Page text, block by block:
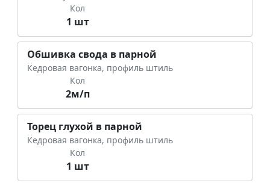
Кол
1 шт
Обшивка свода в парной
Кедровая вагонка, профиль штиль
Кол
2м/п
Торец глухой в парной
Кедровая вагонка, профиль штиль
Кол
1 шт